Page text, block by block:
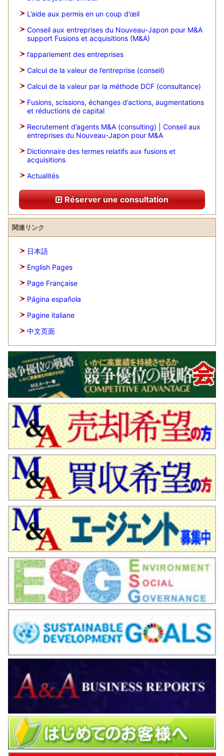
L’aide aux permis en un coup d’œil
Conseil aux entreprises du Nouveau-Japon pour M&A
support Fusions et acquisitions (M&A)
l’appariement des entreprises
Calcul de la valeur de l’entreprise (conseil)
Calcul de la valeur par la méthode DCF (consultance)
Fusions, scissions, échanges d’actions, augmentations
et réductions de capital
Recrutement d’agents M&A (consulting) | Conseil aux
entreprises du Nouveau-Japon pour M&A
Dictionnaire des termes relatifs aux fusions et
acquisitions
Actualités
Réserver une consultation
関連リンク
日本語
English Pages
Page Française
Página española
Pagine italiane
中文页面